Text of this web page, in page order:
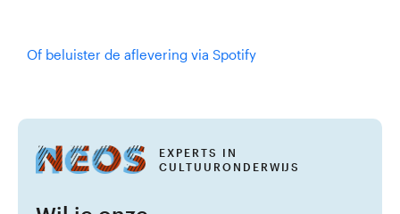
Of beluister de aflevering via Spotify
EXPERTS IN
CULTUURONDERWIJS